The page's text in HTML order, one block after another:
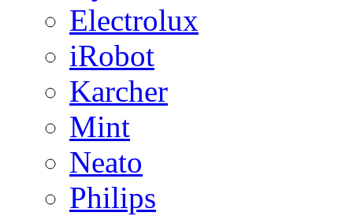
Electrolux
iRobot
Karcher
Mint
Neato
Philips